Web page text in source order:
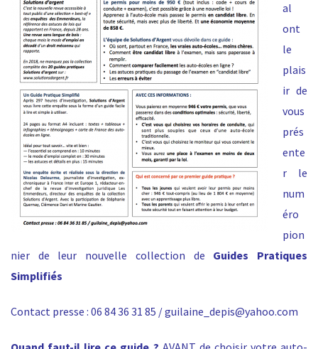
al
ont
le
plais
ir de
vous
prés
ente
r le
num
éro
pion
nier de leur nouvelle collection de Guides Pratiques
Simplifiés
Contact presse : 06 84 36 31 85 / guilaine_depis@yahoo.com